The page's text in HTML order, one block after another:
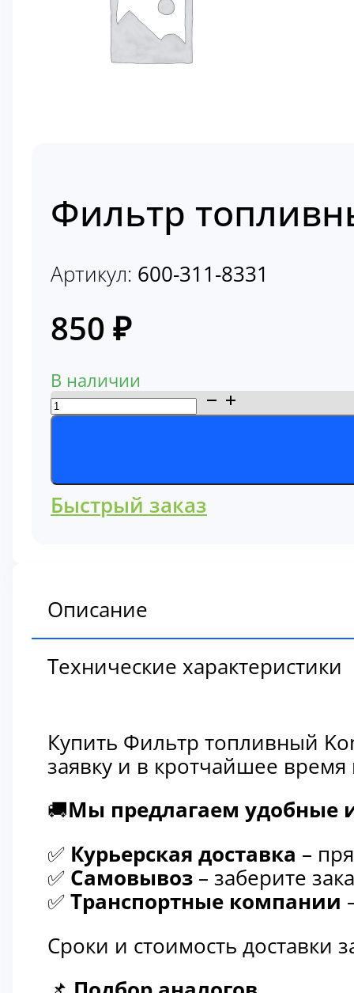
Фильтр
Артикул: 600-311-8331
850 ₽
В наличии
Количество
товара
топливный
Komatsu
600-
Быстрый заказ
Описание
Технические характеристики
Купить Фильтр топливный
заявку и в кротчайшее
🚚Мы предлагаем удобные
✅ Курьерская доставка –
✅ Самовывоз – заберите
✅ Транспортные компании
Сроки и стоимость доставки